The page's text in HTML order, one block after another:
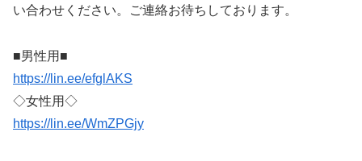
い合わせください。ご連絡お待ちしております。
■男性用■
https://lin.ee/efglAKS
◇女性用◇
https://lin.ee/WmZPGjy